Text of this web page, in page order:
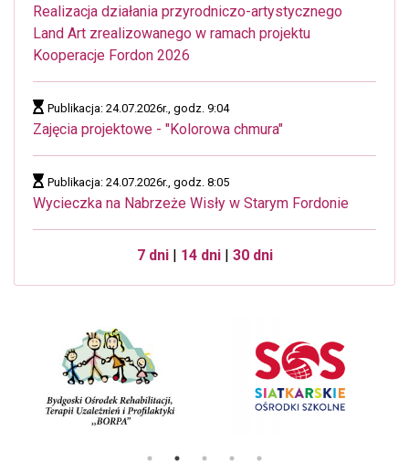
Realizacja działania przyrodniczo-artystycznego
Land Art zrealizowanego w ramach projektu
Kooperacje Fordon 2026
Publikacja: 24.07.2026r., godz. 9:04
Zajęcia projektowe - "Kolorowa chmura"
Publikacja: 24.07.2026r., godz. 8:05
Wycieczka na Nabrzeże Wisły w Starym Fordonie
7 dni| 14 dni| 30 dni